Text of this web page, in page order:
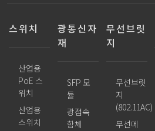
스위치
산업용
PoE 스
위치
산업용
스위치
광통신자
재
SFP 모
듈
광접속
함체
무선브릿
지
무선브릿
지
(802.11AC)
무선메